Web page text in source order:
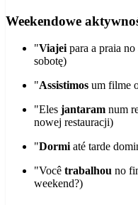
Weekendowe
"Viajei para a praia
sobotę)
"Assistimos um filme
"Eles jantaram num
nowej restauracji)
"Dormi até tarde
"Você trabalhou no
weekend?)